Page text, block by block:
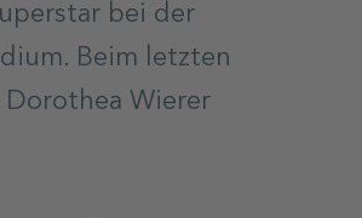
bei der
Beim letzten
Wierer